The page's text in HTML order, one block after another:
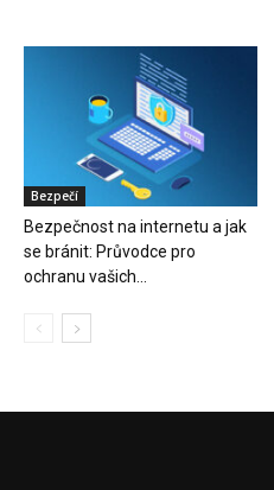
Bezpečí
Bezpečnost na internetu a jak
se bránit: Průvodce pro
ochranu vašich...